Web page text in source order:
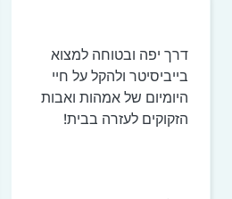
דרך יפה ובטוחה למצוא
בייביסיטר ולהקל על חיי
היומיום של אמהות ואבות
הזקוקים לעזרה בבית!